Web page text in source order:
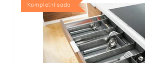
Kompletní sada